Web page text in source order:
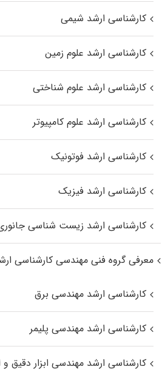
کارشناسی ارشد شیمی
کارشناسی ارشد علوم زمین
کارشناسی ارشد علوم شناختی
کارشناسی ارشد علوم کامپیوتر
کارشناسی ارشد فوتونیک
کارشناسی ارشد فیزیک
کارشناسی ارشد زیست‌ شناسی
معرفی گروه فنی مهندسی کارشناسی
کارشناسی ارشد مهندسی برق
کارشناسی ارشد مهندسی پلیمر
کارشناسی ارشد مهندسی ابزار دقیق